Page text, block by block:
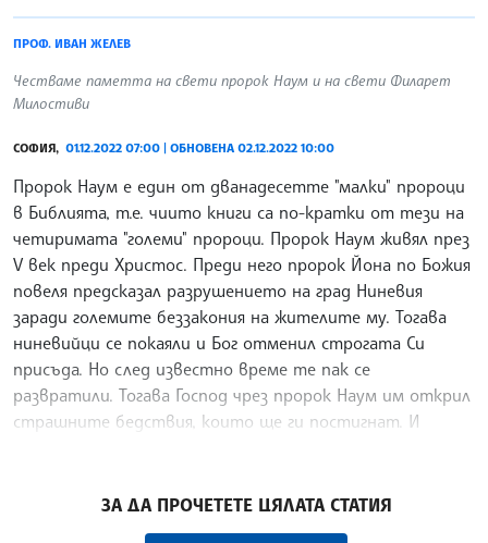
ПРОФ. ИВАН ЖЕЛЕВ
Честваме паметта на свети пророк Наум и на свети Филарет
Милостиви
СОФИЯ, 01.12.2022 07:00 | ОБНОВЕНА 02.12.2022 10:00
Пророк Наум е един от дванадесетте "малки" пророци
в Библията, т.е. чиито книги са по-кратки от тези на
четиримата "големи" пророци. Пророк Наум живял през
V век преди Христос. Преди него пророк Йона по Божия
повеля предсказал разрушението на град Ниневия
заради големите беззакония на жителите му. Тогава
ниневийци се покаяли и Бог отменил строгата Си
присъда. Но след известно време те пак се
развратили. Тогава Господ чрез пророк Наум им открил
страшните бедствия, които ще ги постигнат. И
ЗА ДА ПРОЧЕТЕТЕ ЦЯЛАТА СТАТИЯ